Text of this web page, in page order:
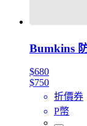
Bumkins
$680
$750
折價券
P幣